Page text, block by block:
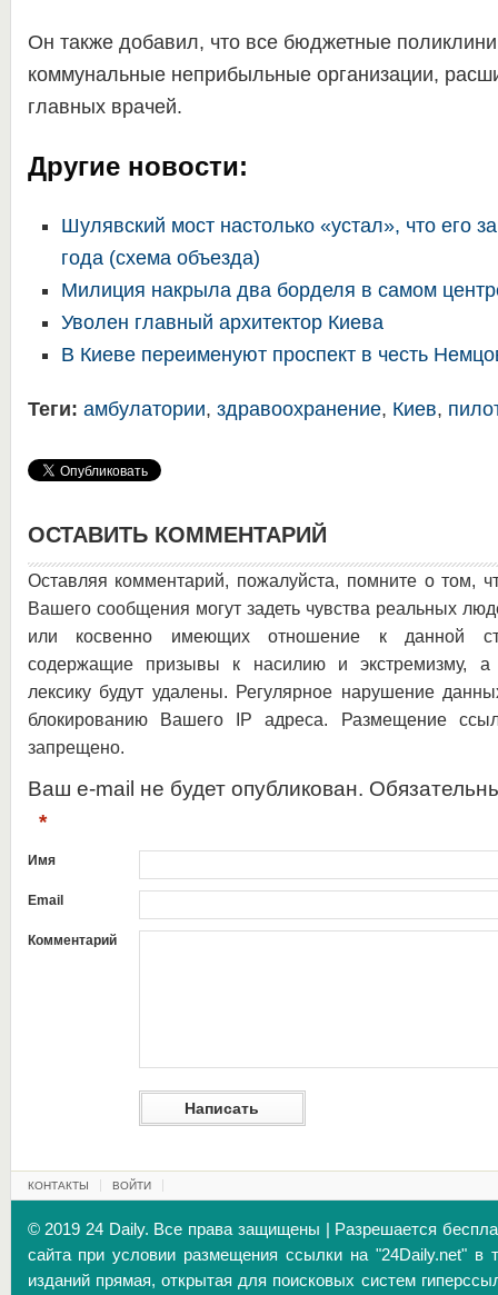
Он также добавил, что все бюджетные
коммунальные неприбыльные организации,
главных врачей.
Другие новости:
Шулявский мост настолько «устал», что его
года (схема объезда)
Милиция накрыла два борделя в самом
Уволен главный архитектор Киева
В Киеве переименуют проспект в честь
Теги: амбулатории, здравоохранение, Киев,
ОСТАВИТЬ КОММЕНТАРИЙ
Оставляя комментарий, пожалуйста, помните о том,
Вашего сообщения могут задеть чувства реальных
или косвенно имеющих отношение к данной
содержащие призывы к насилию и экстремизму, а
лексику будут удалены. Регулярное нарушение
блокированию Вашего IP адреса. Размещение
запрещено.
Ваш e-mail не будет опубликован.
*
Имя
Email
Комментарий
КОНТАКТЫ ВОЙТИ
© 2019 24 Daily. Все права защищены | Разрешается
сайта при условии размещения ссылки на "24Daily.net" в
изданий прямая, открытая для поисковых систем